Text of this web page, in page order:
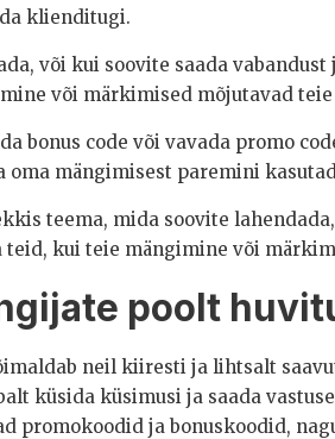
klienditugi.
või kui soovite saada
või märkimised mõjutavad
bonus code või vavada promo
mängimisest paremini
teema, mida soovite
kui teie mängimine või
poolt
neil kiiresti ja lihtsalt
küsida küsimusi ja saada
ja bonuskoodid, nagu